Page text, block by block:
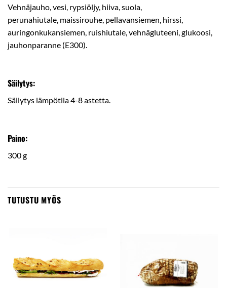
Vehnäjauho, vesi, rypsiöljy, hiiva, suola,
perunahiutale, maissirouhe, pellavansiemen, hirssi,
auringonkukansiemen, ruishiutale, vehnägluteeni, glukoosi,
jauhonparanne (E300).
Säilytys:
Säilytys lämpötila 4-8 astetta.
Paino:
300 g
TUTUSTU MYÖS